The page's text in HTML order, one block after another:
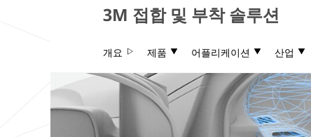
3M 접합 및 부착 솔루션
개요 제품 어플리케이션 산업